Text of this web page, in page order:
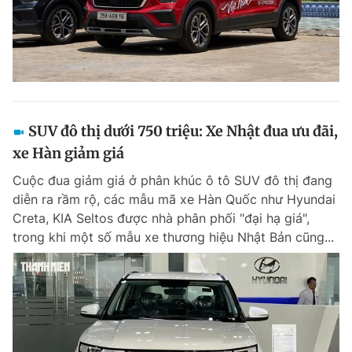
SUV đô thị dưới 750 triệu: Xe Nhật đua ưu đãi,
xe Hàn giảm giá
Cuộc đua giảm giá ở phân khúc ô tô SUV đô thị đang
diễn ra rầm rộ, các mẫu mã xe Hàn Quốc như Hyundai
Creta, KIA Seltos được nhà phân phối "đại hạ giá",
trong khi một số mẫu xe thương hiệu Nhật Bản cũng...